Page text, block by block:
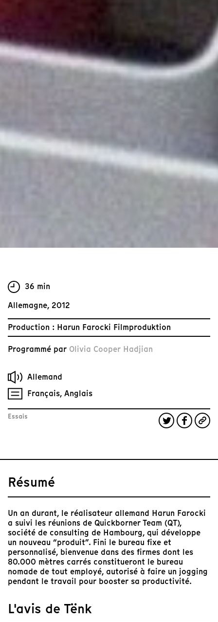
36 min
Allemagne, 2012
Production : Harun Farocki Filmproduktion
Programmé par Olivia Cooper Hadjian
Allemand
Français, Anglais
Essais
Résumé
Un an durant, le réalisateur allemand Harun Farocki
a suivi les réunions de Quickborner Team (QT),
société de consulting de Hambourg, qui développe
un nouveau “produit”. Fini le bureau fixe et
personnalisé, bienvenue dans des firmes dont les
80.000 mètres carrés constitueront le bureau
nomade de tout employé, autorisé à faire un jogging
pendant le travail pour booster sa productivité.
L'avis de Tënk